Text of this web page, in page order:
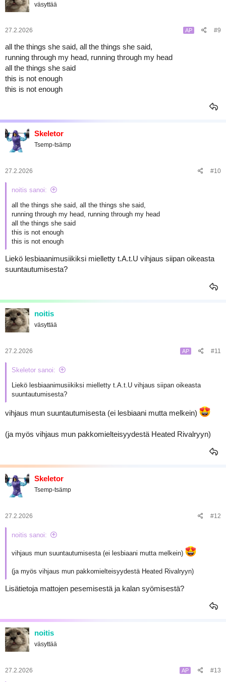
i
o
:
väsyttää
27.2.2026 AP #9
all the things she said, all the things she said,
running through my head, running through my head
all the things she said
this is not enough
this is not enough
Skeletor
Tsemp-tsämp
27.2.2026 #10
noitis sanoi:
all the things she said, all the things she said,
running through my head, running through my head
all the things she said
this is not enough
this is not enough
Liekö lesbiaanimusiikiksi mielletty t.A.t.U vihjaus siipan oikeasta
suuntautumisesta?
noitis
väsyttää
27.2.2026 AP #11
Skeletor sanoi:
Liekö lesbiaanimusiikiksi mielletty t.A.t.U vihjaus siipan oikeasta
suuntautumisesta?
vihjaus mun suuntautumisesta (ei lesbiaani mutta melkein)
(ja myös vihjaus mun pakkomielteisyydestä Heated Rivalryyn)
Skeletor
Tsemp-tsämp
27.2.2026 #12
noitis sanoi:
vihjaus mun suuntautumisesta (ei lesbiaani mutta melkein)
(ja myös vihjaus mun pakkomielteisyydestä Heated Rivalryyn)
Lisätietoja mattojen pesemisestä ja kalan syömisestä?
noitis
väsyttää
27.2.2026 AP #13